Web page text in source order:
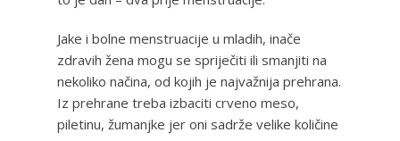
Jake i bolne menstruacije u mladih, inače
zdravih žena mogu se spriječiti ili smanjiti na
nekoliko načina, od kojih je najvažnija prehrana.
Iz prehrane treba izbaciti crveno meso,
piletinu, žumanjke jer oni sadrže velike količine